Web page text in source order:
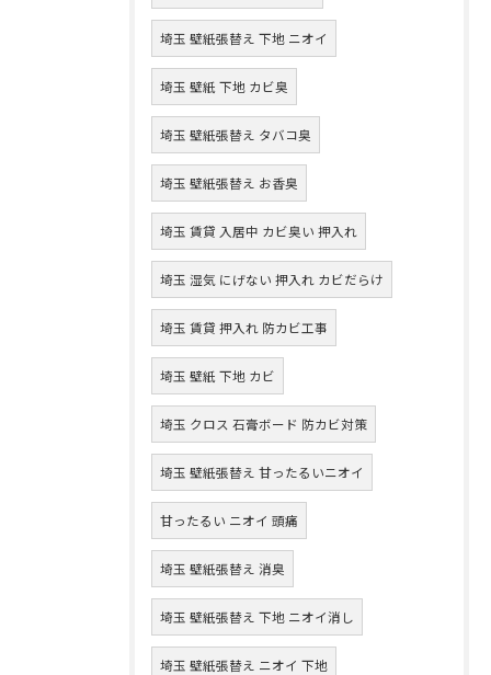
埼玉 壁紙張替え 下地 ニオイ
埼玉 壁紙 下地 カビ臭
埼玉 壁紙張替え タバコ臭
埼玉 壁紙張替え お香臭
埼玉 賃貸 入居中 カビ臭い 押入れ
埼玉 湿気 にげない 押入れ カビだらけ
埼玉 賃貸 押入れ 防カビ工事
埼玉 壁紙 下地 カビ
埼玉 クロス 石膏ボード 防カビ対策
埼玉 壁紙張替え 甘ったるいニオイ
甘ったるい ニオイ 頭痛
埼玉 壁紙張替え 消臭
埼玉 壁紙張替え 下地 ニオイ消し
埼玉 壁紙張替え ニオイ 下地